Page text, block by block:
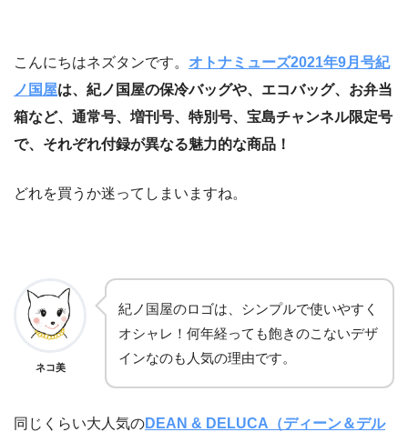
こんにちはネズタンです。 オトナミューズ2021年9月号紀
ノ国屋は、紀ノ国屋の保冷バッグや、エコバッグ、お弁当
箱など、通常号、増刊号、特別号、宝島チャンネル限定号
で、それぞれ付録が異なる魅力的な商品！
どれを買うか迷ってしまいますね。
ネコ美
紀ノ国屋のロゴは、シンプルで使いやすく
オシャレ！何年経っても飽きのこないデザ
インなのも人気の理由です。
同じくらい大人気のDEAN & DELUCA（ディーン＆デル